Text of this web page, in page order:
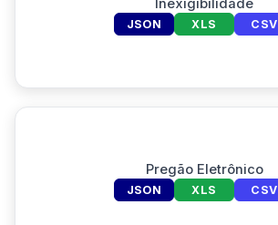
Inexigibilidade
JSON XLS CSV
Pregão Eletrônico
JSON XLS CSV